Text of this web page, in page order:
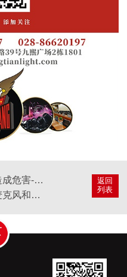
返回
列表
音响的好坏可否对人造成危害--鹰皇告诉你
【鹰皇课堂】便宜的麦克风和昂贵的麦克风有什么区别